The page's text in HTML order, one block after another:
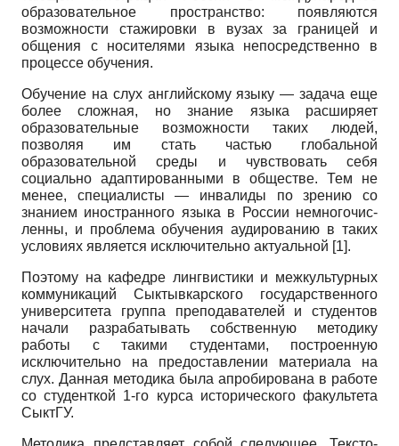
образо­вательное пространство: появляются
возможности стажировки в вузах за границей и
общения с носителя­ми языка непосредственно в
процессе обучения.
Обучение на слух английскому языку — задача еще
более сложная, но знание языка расширяет
образова­тельные возможности таких людей,
позволяя им стать частью глобальной
образовательной среды и чувство­вать себя
социально адаптированными в обществе. Тем не
менее, специалисты — инвалиды по зрению со
знанием иностранного языка в России немногочис­
ленны, и проблема обучения аудированию в таких
ус­ловиях является исключительно актуальной [1].
Поэтому на кафедре лингвистики и межкультур­ных
коммуникаций Сыктывкарского государственно­го
университета группа преподавателей и студентов
начали разрабатывать собственную методику
работы с такими студентами, построенную
исключительно на предоставлении материала на
слух. Данная методика была апробирована в работе
со студенткой 1-го курса исторического факультета
СыктГУ.